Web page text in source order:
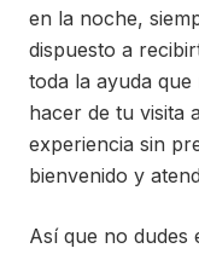
en la noche,
dispuesto a
toda la ayuda
hacer de tu visita
experiencia sin
bienvenido y
Así que no dudes